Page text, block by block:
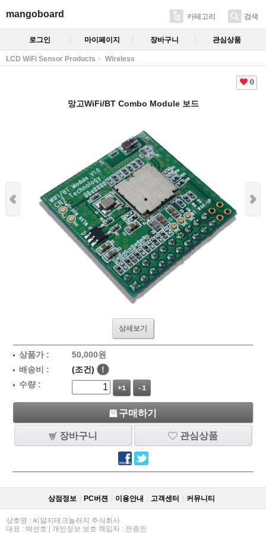
mangoboard 카테고리 검색
로그인 마이페이지 장바구니 관심상품
LCD WiFi Sensor Products Wireless
0
망고WiFi/BT Combo Module 보드
상세보기
상품가 : 50,000원
배송비 :
(조건)
!
수량 :
+1 -1
구매하기
장바구니 관심상품
상점정보 PC버젼 이용안내 고객센터 커뮤니티
상호명 : 씨알지테크놀러지 주식회사
대표 : 박선호 | 개인정보 보호 책임자 : 전종인